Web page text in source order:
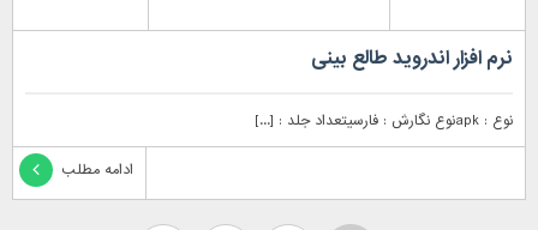
نرم افزار اندروید طالع بینی
نوع : apkنوع نگارش : فارسیتعداد جلد : [...]
ادامه مطلب